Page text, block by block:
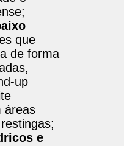
que
de forma
up
áreas
e